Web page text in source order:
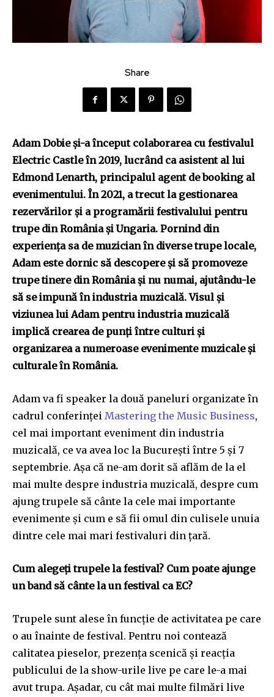
Share
Adam Dobie și-a început colaborarea cu festivalul
Electric Castle în 2019, lucrând ca asistent al lui
Edmond Lenarth, principalul agent de booking al
evenimentului. În 2021, a trecut la gestionarea
rezervărilor și a programării festivalului pentru
trupe din România și Ungaria. Pornind din
experiența sa de muzician în diverse trupe locale,
Adam este dornic să descopere și să promoveze
trupe tinere din România și nu numai, ajutându-le
să se impună în industria muzicală. Visul și
viziunea lui Adam pentru industria muzicală
implică crearea de punți între culturi și
organizarea a numeroase evenimente muzicale și
culturale în România.
Adam va fi speaker la două paneluri organizate în
cadrul conferinței Mastering the Music Business,
cel mai important eveniment din industria
muzicală, ce va avea loc la București între 5 și 7
septembrie. Așa că ne-am dorit să aflăm de la el
mai multe despre industria muzicală, despre cum
ajung trupele să cânte la cele mai importante
evenimente și cum e să fii omul din culisele unuia
dintre cele mai mari festivaluri din țară.
Cum alegeți trupele la festival? Cum poate ajunge
un band să cânte la un festival ca EC?
Trupele sunt alese în funcție de activitatea pe care
o au înainte de festival. Pentru noi contează
calitatea pieselor, prezența scenică și reacția
publicului de la show-urile live pe care le-a mai
avut trupa. Așadar, cu cât mai multe filmări live